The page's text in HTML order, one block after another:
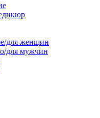
для женщин
для мужчин